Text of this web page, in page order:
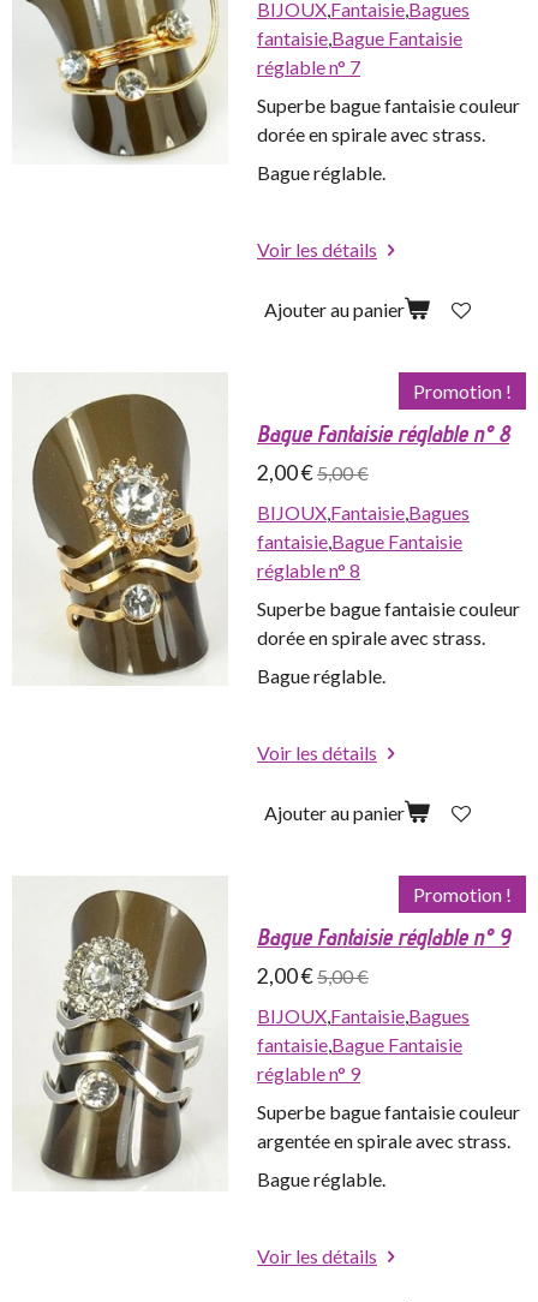
BIJOUX,Fantaisie,Bagues
fantaisie,Bague Fantaisie
réglable n° 7
Superbe bague fantaisie couleur
dorée en spirale avec strass.
Bague réglable.
Voir les détails
Ajouter au panier
Promotion !
Bague Fantaisie réglable n° 8
2,00 €5,00 €
BIJOUX,Fantaisie,Bagues
fantaisie,Bague Fantaisie
réglable n° 8
Superbe bague fantaisie couleur
dorée en spirale avec strass.
Bague réglable.
Voir les détails
Ajouter au panier
Promotion !
Bague Fantaisie réglable n° 9
2,00 €5,00 €
BIJOUX,Fantaisie,Bagues
fantaisie,Bague Fantaisie
réglable n° 9
Superbe bague fantaisie couleur
argentée en spirale avec strass.
Bague réglable.
Voir les détails